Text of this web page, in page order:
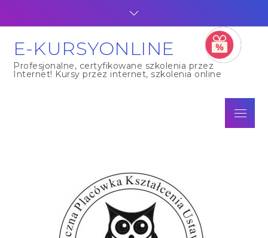
E-KURSYONLINE
Profesjonalne, certyfikowane szkolenia przez
Internet! Kursy przez internet, szkolenia online
Menu